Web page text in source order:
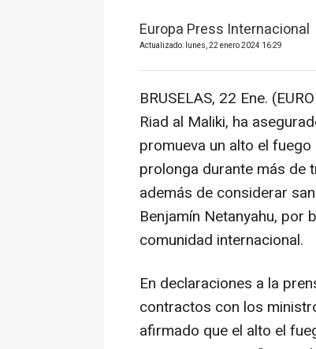
Europa Press Internacional
Actualizado: lunes, 22 enero 2024 16:29
BRUSELAS, 22 Ene.
Riad al Maliki, ha
promueva un alto el
prolonga durante más de
además de considerar
Benjamín Netanyahu, por
comunidad internacional.
En declaraciones a la
contractos con los
afirmado que el alto el